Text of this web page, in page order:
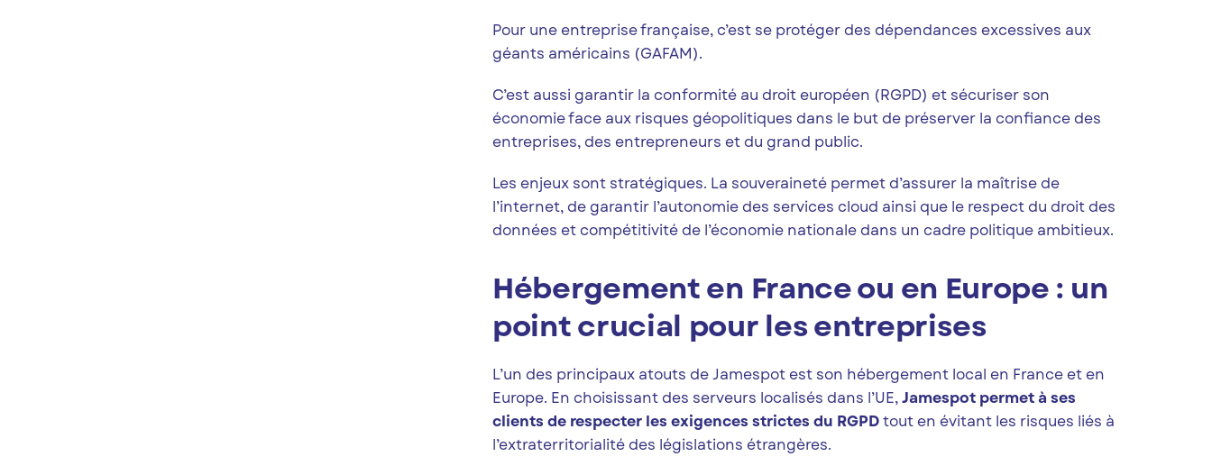
Pour une entreprise française, c’est se protéger des dépendances excessives aux
géants américains (GAFAM).
C’est aussi garantir la conformité au droit européen (RGPD) et sécuriser son
économie face aux risques géopolitiques dans le but de préserver la confiance des
entreprises, des entrepreneurs et du grand public.
Les enjeux sont stratégiques. La souveraineté permet d’assurer la maîtrise de
l’internet, de garantir l’autonomie des services cloud ainsi que le respect du droit des
données et compétitivité de l’économie nationale dans un cadre politique ambitieux.
Hébergement en France ou en Europe : un
point crucial pour les entreprises
L’un des principaux atouts de Jamespot est son hébergement local en France et en
Europe. En choisissant des serveurs localisés dans l’UE,Jamespot permet à ses
clients de respecter les exigences strictes du RGPDtout en évitant les risques liés à
l’extraterritorialité des législations étrangères.